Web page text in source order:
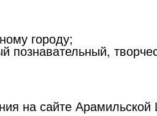
городу;
познавательный,
на сайте Арамильской